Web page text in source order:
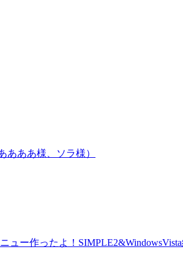
あああ様、ソラ様）
ュー作ったよ！